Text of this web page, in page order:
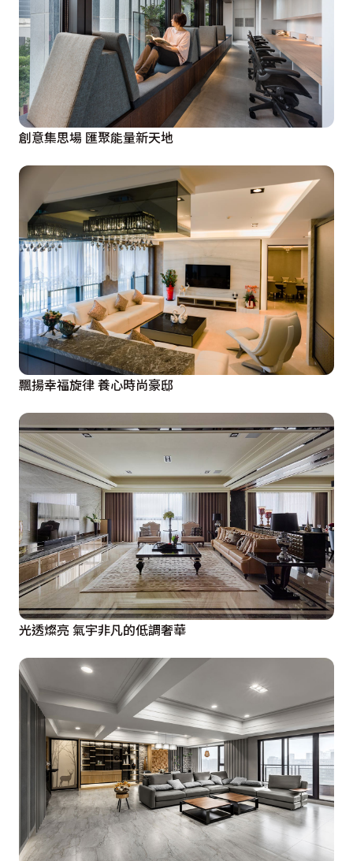
創意集思場 匯聚能量新天地
飄揚幸福旋律 養心時尚豪邸
光透燦亮 氣宇非凡的低調奢華